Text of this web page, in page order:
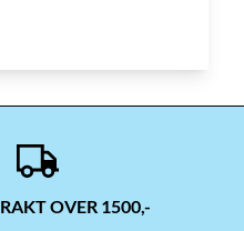
OVER 1500,-